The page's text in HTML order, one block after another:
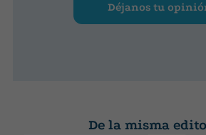
Déjanos tu
De la misma